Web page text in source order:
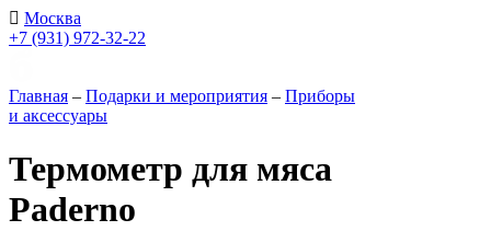
Москва
+7 (931) 972-32-22
Главная – Подарки и мероприятия – Приборы
и аксессуары
Термометр для мяса
Paderno